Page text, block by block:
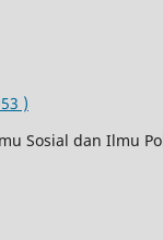
)
Sosial dan Ilmu